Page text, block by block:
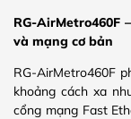
RG-AirMetro460F
và mạng cơ bản
RG-AirMetro460F
khoảng cách xa
cổng mạng Fast